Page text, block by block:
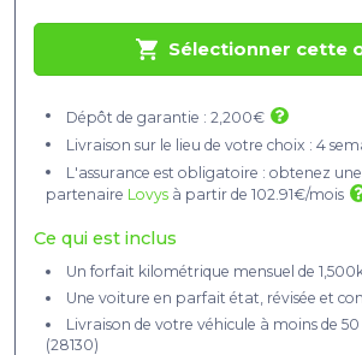
Sélectionner cette
Dépôt de garantie : 2,200€
Livraison sur le lieu de votre choix : 4
L'assurance est obligatoire : obtenez
partenaire Lovysà partir de 102.91€/mois
Ce qui est inclus
Un forfait kilométrique mensuel de
Une voiture en parfait état, révisée et
Livraison de votre véhicule à moins de
(28130)